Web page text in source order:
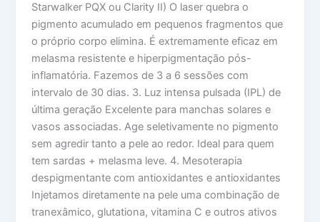
Starwalker PQX ou Clarity II) O laser quebra o
pigmento acumulado em pequenos fragmentos que
o próprio corpo elimina. É extremamente eficaz em
melasma resistente e hiperpigmentação pós-
inflamatória. Fazemos de 3 a 6 sessões com
intervalo de 30 dias. 3. Luz intensa pulsada (IPL) de
última geração Excelente para manchas solares e
vasos associadas. Age seletivamente no pigmento
sem agredir tanto a pele ao redor. Ideal para quem
tem sardas + melasma leve. 4. Mesoterapia
despigmentante com antioxidantes e antioxidantes
Injetamos diretamente na pele uma combinação de
tranexâmico, glutationa, vitamina C e outros ativos